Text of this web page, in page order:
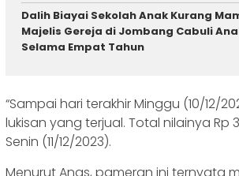
Dalih Biayai Sekolah Anak Kurang
Majelis Gereja di Jombang Cabuli
Selama Empat Tahun
“Sampai hari terakhir Minggu (10/12/
lukisan yang terjual. Total nilainya Rp
Senin (11/12/2023).
Menurut Anas, pameran ini ternyata